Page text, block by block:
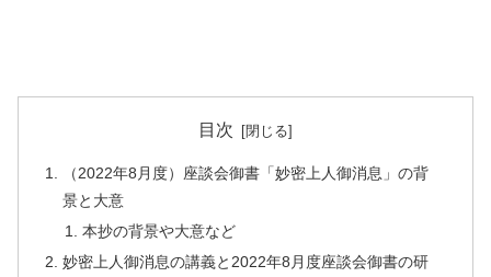
目次
（2022年8月度）座談会御書「妙密上人御消息」の背
景と大意
本抄の背景や大意など
妙密上人御消息の講義と2022年8月度座談会御書の研